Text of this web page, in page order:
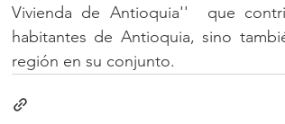
Vivienda de Antioquia''  que
habitantes de Antioquia, sino
región en su conjunto.